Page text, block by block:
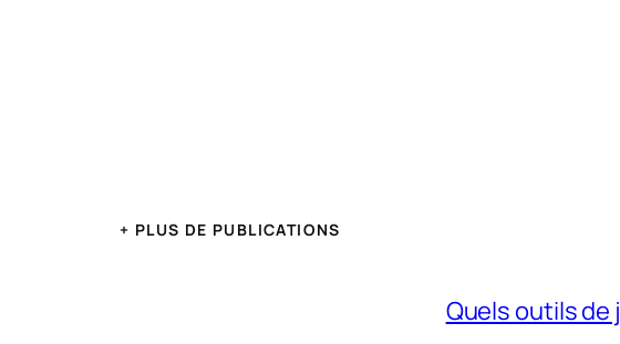
+ PLUS DE PUBLICATIONS
Quels outils de